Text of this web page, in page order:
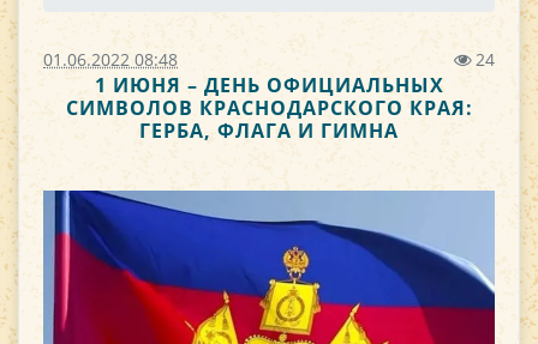
01.06.2022 08:48 24
1 ИЮНЯ – ДЕНЬ ОФИЦИАЛЬНЫХ
СИМВОЛОВ КРАСНОДАРСКОГО КРАЯ:
ГЕРБА, ФЛАГА И ГИМНА